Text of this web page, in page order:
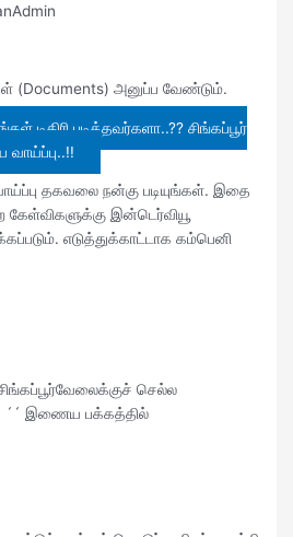
அனுப்ப வேண்டும்.
டிகிரி படித்தவர்களா..?? சிங்கப்பூர்
தகவலை நன்கு படியுங்கள். இதை
கேள்விகளுக்கு இன்டெர்வியூ
எடுத்துக்காட்டாக கம்பெனி
செல்ல
´´ இணைய பக்கத்தில்